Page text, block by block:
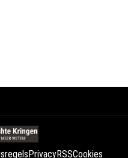
PrivacyRSSCookies